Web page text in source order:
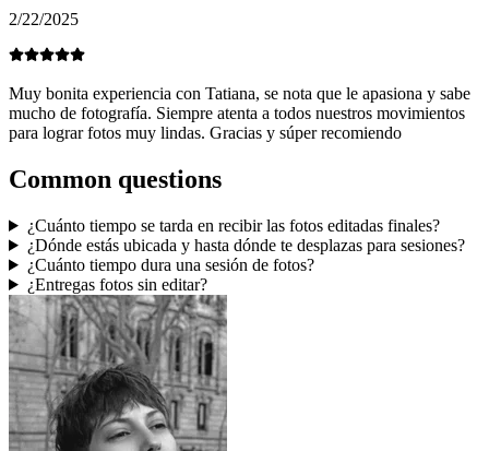
2/22/2025
Muy bonita experiencia con Tatiana, se nota que le apasiona y sabe
mucho de fotografía. Siempre atenta a todos nuestros movimientos
para lograr fotos muy lindas. Gracias y súper recomiendo
Common questions
¿Cuánto tiempo se tarda en recibir las fotos editadas finales?
¿Dónde estás ubicada y hasta dónde te desplazas para sesiones?
¿Cuánto tiempo dura una sesión de fotos?
¿Entregas fotos sin editar?